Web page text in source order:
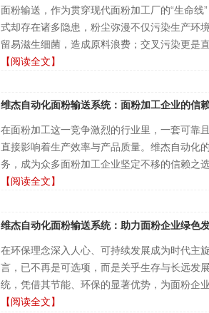
面粉输送，作为贯穿现代面粉加工厂的“生命
式却存在诸多隐患，粉尘弥漫不仅污染生产环
留易滋生细菌，造成原料浪费；交叉污染更是
【阅读全文】
维杰自动化面粉输送系统：面粉加工企业的信
在面粉加工这一竞争激烈的行业里，一套可靠
直接影响着生产效率与产品质量。维杰自动化
务，成为众多面粉加工企业坚定不移的信赖之
【阅读全文】
维杰自动化面粉输送系统：助力面粉企业绿色
在环保理念深入人心、可持续发展成为时代主
言，已不再是可选项，而是关乎生存与长远发
统，凭借其节能、环保的显著优势，为面粉企
【阅读全文】